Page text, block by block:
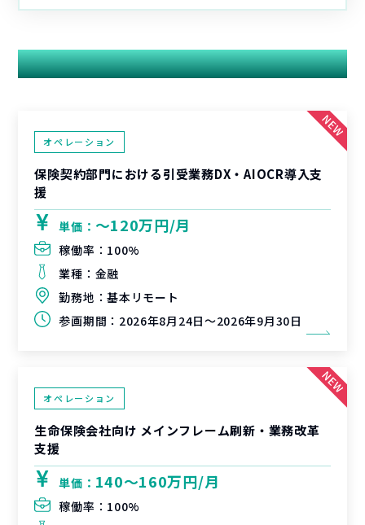
関連する案件
オペレーション
保険契約部門における引受業務DX・AIOCR導入支
援
単価： 〜120万円/月
稼働率： 100%
業種： 金融
勤務地：基本リモート
参画期間： 2026年8月24日～2026年9月30日
オペレーション
生命保険会社向け メインフレーム刷新・業務改革
支援
単価： 140〜160万円/月
稼働率： 100%